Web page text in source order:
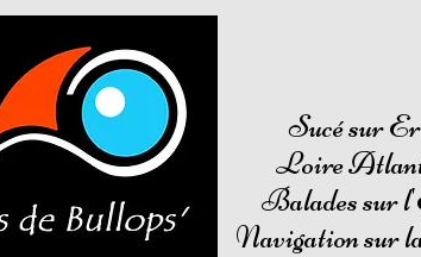
Sucé sur
Loire
Balades sur
Navigation sur